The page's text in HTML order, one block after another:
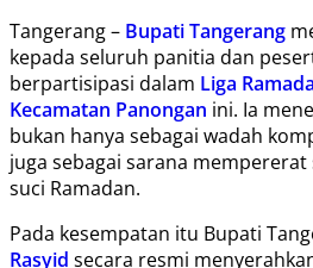
Tangerang – Bupati Tangerang
kepada seluruh panitia dan
berpartisipasi dalam Liga
Kecamatan Panongan ini. Ia
bukan hanya sebagai wadah
juga sebagai sarana
suci Ramadan.
Pada kesempatan itu Bupati
Rasyid secara resmi